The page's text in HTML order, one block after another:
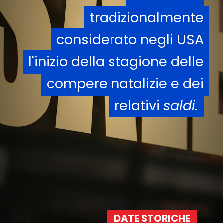
tradizionalmente
considerato negli USA
l'inizio della stagione delle
compere natalizie e dei
relativi saldi.
tradizionalmente
considerato negli USA
l'inizio della stagione delle
compere natalizie e dei
relativi saldi.
DATE STORICHE